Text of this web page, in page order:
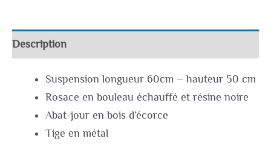
Description
Suspension longueur 60cm – hauteur 50 cm
Rosace en bouleau échauffé et résine noire
Abat-jour en bois d’écorce
Tige en métal